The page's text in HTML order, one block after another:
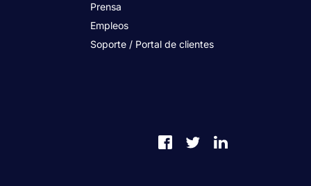
Prensa
Empleos
Soporte / Portal de clientes